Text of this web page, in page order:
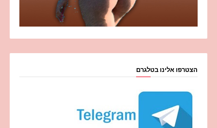
הצטרפו אלינו בטלגרם